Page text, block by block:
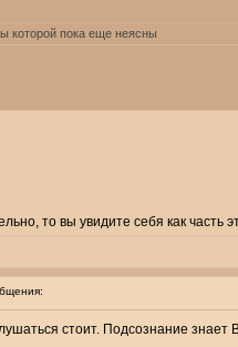
которой пока еще неясны
то вы увидите себя как часть
стоит. Подсознание